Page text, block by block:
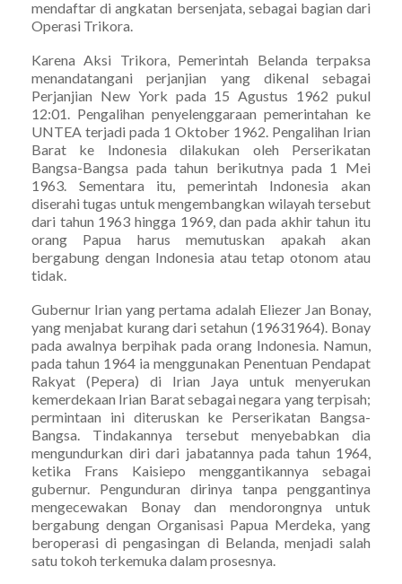
mendaftar di angkatan bersenjata, sebagai bagian dari
Operasi Trikora.
Karena Aksi Trikora, Pemerintah Belanda terpaksa
menandatangani perjanjian yang dikenal sebagai
Perjanjian New York pada 15 Agustus 1962 pukul
12:01. Pengalihan penyelenggaraan pemerintahan ke
UNTEA terjadi pada 1 Oktober 1962. Pengalihan Irian
Barat ke Indonesia dilakukan oleh Perserikatan
Bangsa-Bangsa pada tahun berikutnya pada 1 Mei
1963. Sementara itu, pemerintah Indonesia akan
diserahi tugas untuk mengembangkan wilayah tersebut
dari tahun 1963 hingga 1969, dan pada akhir tahun itu
orang Papua harus memutuskan apakah akan
bergabung dengan Indonesia atau tetap otonom atau
tidak.
Gubernur Irian yang pertama adalah Eliezer Jan Bonay,
yang menjabat kurang dari setahun (19631964). Bonay
pada awalnya berpihak pada orang Indonesia. Namun,
pada tahun 1964 ia menggunakan Penentuan Pendapat
Rakyat (Pepera) di Irian Jaya untuk menyerukan
kemerdekaan Irian Barat sebagai negara yang terpisah;
permintaan ini diteruskan ke Perserikatan Bangsa-
Bangsa. Tindakannya tersebut menyebabkan dia
mengundurkan diri dari jabatannya pada tahun 1964,
ketika Frans Kaisiepo menggantikannya sebagai
gubernur. Pengunduran dirinya tanpa penggantinya
mengecewakan Bonay dan mendorongnya untuk
bergabung dengan Organisasi Papua Merdeka, yang
beroperasi di pengasingan di Belanda, menjadi salah
satu tokoh terkemuka dalam prosesnya.